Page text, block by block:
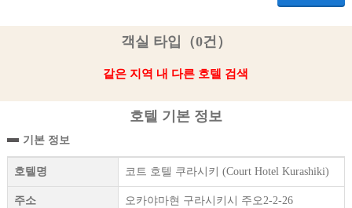
객실 타입（0건）
같은 지역 내 다른 호텔 검색
호텔 기본 정보
기본 정보
호텔명 코트 호텔 쿠라시키 (Court Hotel Kurashiki)
주소 오카야마현 구라시키시 주오2-2-26